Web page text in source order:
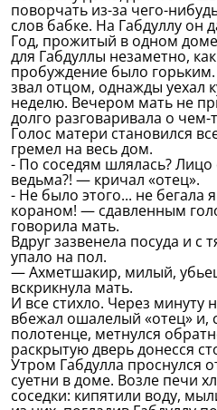
поворчать из-за чего-
слов бабке. На Габдуллу он
Год, прожитый в одном
для Габдуллы незаметно,
пробуждение было
звал отцом, однажды уехал
неделю. Вечером мать не
долго разговаривала о
Голос матери становился
гремел на весь дом.
- По соседям шлялась?
ведьма?! — кричал «отец».
- Не было этого... не бегала
кораном! — сдавленным
говорила мать.
Вдруг зазвенела посуда и с
упало на пол.
— Ахметшакир, милый,
вскрикнула мать.
И все стихло. Через минуту
вбежал ошалелый «отец» и,
полотенце, метнулся
раскрытую дверь донесся
Утром Габдулла проснулся
суетни в доме. Возле печи
соседки: кипятили воду,